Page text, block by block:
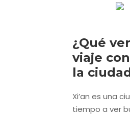
¿Qué
viaje
la
Xi’an es una
tiempo a ver